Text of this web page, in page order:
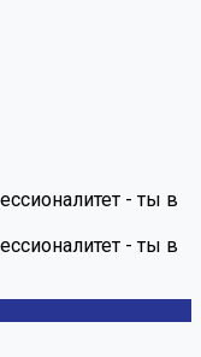
- ты в
- ты в